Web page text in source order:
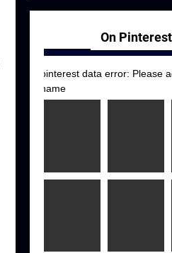
On Pinterest
pinterest data error: Please
name